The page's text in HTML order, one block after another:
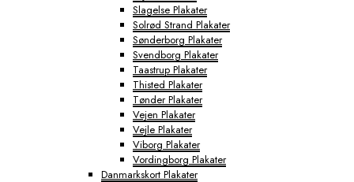
Slagelse Plakater
Solrød Strand Plakater
Sønderborg Plakater
Svendborg Plakater
Taastrup Plakater
Thisted Plakater
Tønder Plakater
Vejen Plakater
Vejle Plakater
Viborg Plakater
Vordingborg Plakater
Danmarkskort Plakater